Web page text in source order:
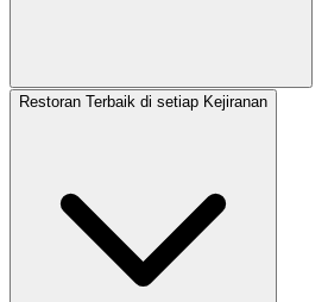
Restoran Terbaik di setiap Kejiranan